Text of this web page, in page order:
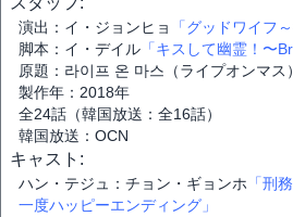
演出：イ・ジョンヒョ
「グッドワイフ
脚本：イ・デイル 「キスして幽霊！〜
原題：라이프 온 마스（ライプオンマス）
製作年：2018年
全24話（韓国放送：全16話）
韓国放送：OCN
キャスト:
ハン・テジュ：チョン・ギョンホ 「刑
一度ハッピーエンディング」